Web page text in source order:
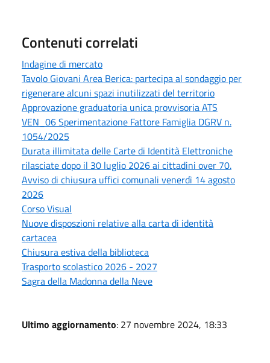
Contenuti correlati
Indagine di mercato
Tavolo Giovani Area Berica: partecipa al sondaggio per
rigenerare alcuni spazi inutilizzati del territorio
Approvazione graduatoria unica provvisoria ATS
VEN_06 Sperimentazione Fattore Famiglia DGRV n.
1054/2025
Durata illimitata delle Carte di Identità Elettroniche
rilasciate dopo il 30 luglio 2026 ai cittadini over 70.
Avviso di chiusura uffici comunali venerdì 14 agosto
2026
Corso Visual
Nuove disposzioni relative alla carta di identità
cartacea
Chiusura estiva della biblioteca
Trasporto scolastico 2026 - 2027
Sagra della Madonna della Neve
Ultimo aggiornamento: 27 novembre 2024, 18:33